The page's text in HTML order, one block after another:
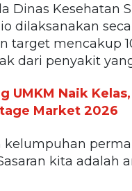
Dinas Kesehatan
dilaksanakan
target mencakup
dari penyakit
UMKM Naik
Market 2026
kelumpuhan
kita adalah